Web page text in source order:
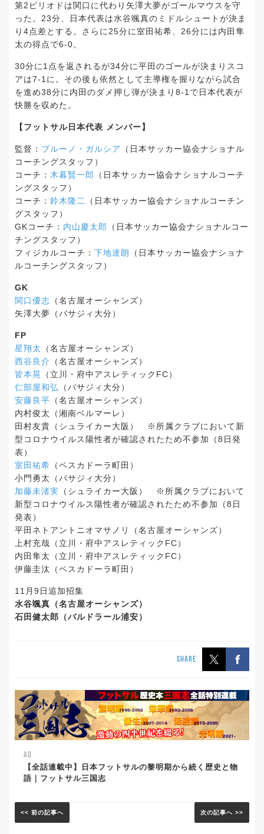
第2ピリオドは関口に代わり矢澤大夢がゴールマウスを守
った。23分、日本代表は水谷颯真のミドルシュートが決ま
り4点差とする。さらに25分に室田祐希、26分には内田隼
太の得点で6-0。
30分に1点を返されるが34分に平田のゴールが決まりスコ
アは7-1に。その後も依然として主導権を握りながら試合
を進め38分に内田のダメ押し弾が決まり8-1で日本代表が
快勝を収めた。
【フットサル日本代表 メンバー】
監督： ブルーノ・ガルシア
（日本サッカー協会ナショナル
コーチングスタッフ）
コーチ： 木暮賢一郎
（日本サッカー協会ナショナルコーチ
ングスタッフ）
コーチ： 鈴木隆二
（日本サッカー協会ナショナルコーチン
グスタッフ）
GKコーチ： 内山慶太郎
（日本サッカー協会ナショナルコー
チングスタッフ）
フィジカルコーチ： 下地達朗
（日本サッカー協会ナショナ
ルコーチングスタッフ）
GK
関口優志 （名古屋オーシャンズ）
矢澤大夢（バサジィ大分）
FP
星翔太
（名古屋オーシャンズ）
西谷良介
（名古屋オーシャンズ）
皆本晃
（立川・府中アスレティックFC）
仁部屋和弘
（バサジィ大分）
安藤良平 （名古屋オーシャンズ）
内村俊太（湘南ベルマーレ）
田村友貴（シュライカー大阪） ※所属クラブにおいて新
型コロナウイルス陽性者が確認されたため不参加（8日発
表）
室田祐希 （ペスカドーラ町田）
小門勇太（バサジィ大分）
加藤未渚実 （シュライカー大阪） ※所属クラブにおいて
新型コロナウイルス陽性者が確認されたため不参加（8日
発表）
平田ネトアントニオマサノリ（名古屋オーシャンズ）
上村充哉（立川・府中アスレティックFC）
内田隼太（立川・府中アスレティックFC）
伊藤圭汰（ペスカドーラ町田）
11月9日追加招集
水谷颯真（名古屋オーシャンズ）
石田健太郎（バルドラール浦安）
SHARE
AD
【全話連載中】日本フットサルの黎明期から続く歴史と物
語｜フットサル三国志
<< 前の記事へ 次の記事へ >>